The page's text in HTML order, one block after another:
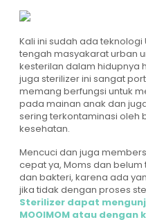
Kali ini sudah ada teknologi
tengah masyakarat urban
kesterilan dalam hidupnya
juga sterilizer ini sangat
memang berfungsi untuk
pada mainan anak dan
sering terkontaminasi oleh
kesehatan.
Mencuci dan juga
cepat ya, Moms dan
dan bakteri, karena ada
jika tidak dengan proses
Sterilizer dapat
MOOIMOM atau dengan